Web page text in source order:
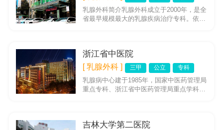
乳腺外科简介乳腺外科成立于2000年，是全
省最早规模最大的乳腺疾病治疗专科。依托
浙江省中医院
[ 乳腺外科 ] 三甲 公立 专科
乳腺病中心建于1985年，国家中医药管理局
重点专科、浙江省中医药管理局重点学科，
吉林大学第二医院